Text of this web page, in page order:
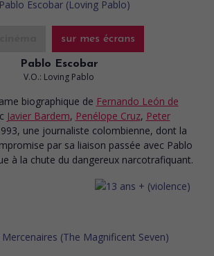
sur mes écrans
Pablo Escobar
V.O.: Loving Pablo
biographique de Fernando León de
Javier Bardem, Penélope Cruz, Peter
une journaliste colombienne, dont la
par sa liaison passée avec Pablo
à la chute du dangereux narcotrafiquant.